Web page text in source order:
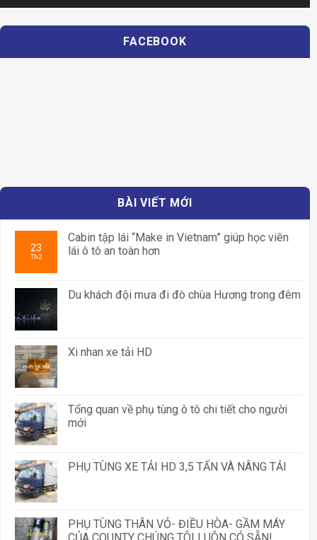
FACEBOOK
BÀI VIẾT MỚI
23
Th2
Cabin tập lái “Make in Vietnam” giúp học viên
lái ô tô an toàn hơn
Du khách đội mưa đi đò chùa Hương trong đêm
Xi nhan xe tải HD
Tổng quan về phụ tùng ô tô chi tiết cho người
mới
PHỤ TÙNG XE TẢI HD 3,5 TẤN VÀ NÂNG TẢI
PHỤ TÙNG THÂN VỎ- ĐIỀU HÒA- GẦM MÁY